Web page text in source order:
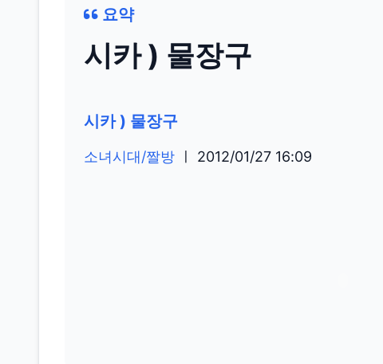
요약
시카 ) 물장구
시카 ) 물장구
소녀시대/짤방 2012/01/27 16:09